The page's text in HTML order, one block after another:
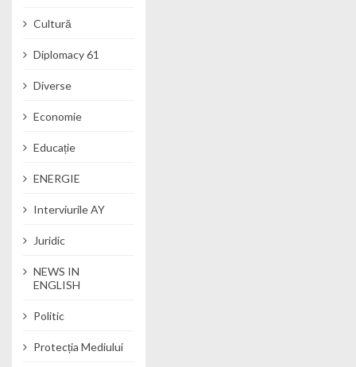
Cultură
Diplomacy 61
Diverse
Economie
Educație
ENERGIE
Interviurile AY
Juridic
NEWS IN
ENGLISH
Politic
Protecția Mediului